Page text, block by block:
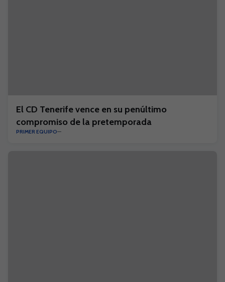
El CD Tenerife vence en su penúltimo
compromiso de la pretemporada
PRIMER EQUIPO